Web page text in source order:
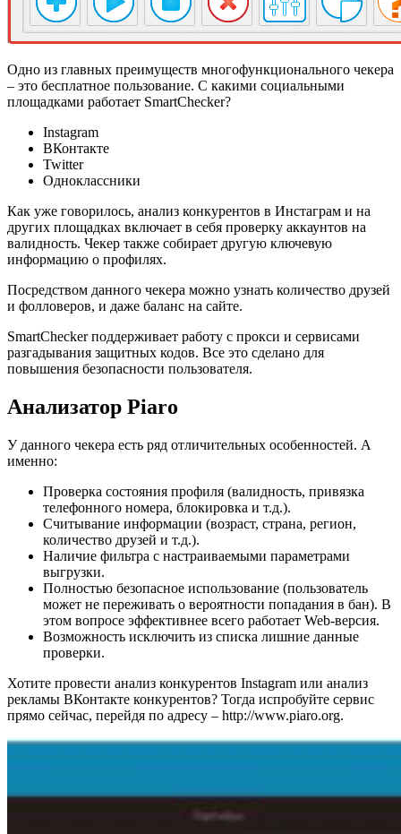
Одно из главных преимуществ многофункционального чекера
– это бесплатное пользование. С какими социальными
площадками работает SmartChecker?
Instagram
ВКонтакте
Twitter
Одноклассники
Как уже говорилось, анализ конкурентов в Инстаграм и на
других площадках включает в себя проверку аккаунтов на
валидность. Чекер также собирает другую ключевую
информацию о профилях.
Посредством данного чекера можно узнать количество друзей
и фолловеров, и даже баланс на сайте.
SmartChecker поддерживает работу с прокси и сервисами
разгадывания защитных кодов. Все это сделано для
повышения безопасности пользователя.
Анализатор Piaro
У данного чекера есть ряд отличительных особенностей. А
именно:
Проверка состояния профиля (валидность, привязка
телефонного номера, блокировка и т.д.).
Считывание информации (возраст, страна, регион,
количество друзей и т.д.).
Наличие фильтра с настраиваемыми параметрами
выгрузки.
Полностью безопасное использование (пользователь
может не переживать о вероятности попадания в бан). В
этом вопросе эффективнее всего работает Web-версия.
Возможность исключить из списка лишние данные
проверки.
Хотите провести анализ конкурентов Instagram или анализ
рекламы ВКонтакте конкурентов? Тогда испробуйте сервис
прямо сейчас, перейдя по адресу – http://www.piaro.org.